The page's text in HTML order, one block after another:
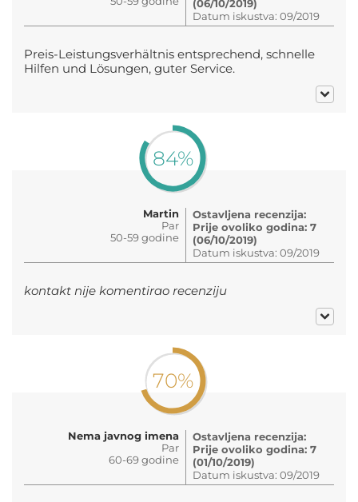
(06/10/2019)
Datum iskustva: 09/2019
Preis-Leistungsverhältnis entsprechend, schnelle
Hilfen und Lösungen, guter Service.
84%
Martin
Par
50-59 godine
Ostavljena recenzija:
Prije ovoliko godina: 7
(06/10/2019)
Datum iskustva: 09/2019
kontakt nije komentirao recenziju
70%
Nema javnog imena
Par
60-69 godine
Ostavljena recenzija:
Prije ovoliko godina: 7
(01/10/2019)
Datum iskustva: 09/2019